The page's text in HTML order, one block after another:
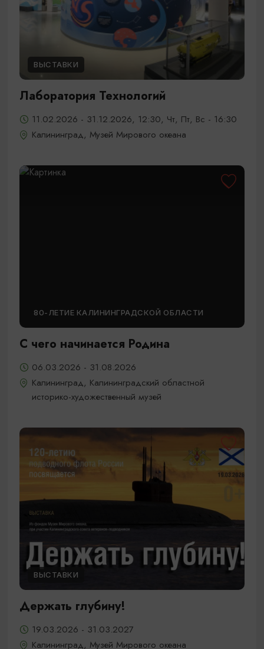
ВЫСТАВКИ
Лаборатория Технологий
11.02.2026 - 31.12.2026, 12:30, Чт, Пт, Вс - 16:30
Калининград, Музей Мирового океана
80-ЛЕТИЕ КАЛИНИНГРАДСКОЙ ОБЛАСТИ
С чего начинается Родина
06.03.2026 - 31.08.2026
Калининград, Калининградский областной
историко-художественный музей
ВЫСТАВКИ
Держать глубину!
19.03.2026 - 31.03.2027
Калининград, Музей Мирового океана